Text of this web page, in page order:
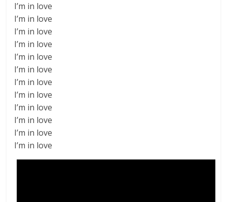
I’m in love
I’m in love
I’m in love
I’m in love
I’m in love
I’m in love
I’m in love
I’m in love
I’m in love
I’m in love
I’m in love
I’m in love